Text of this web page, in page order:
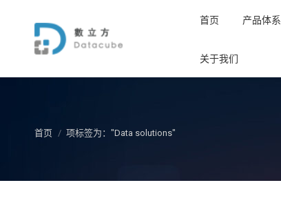
首页 产品体系
关于我们
您在这里：
首页 项标签为："Data solutions"